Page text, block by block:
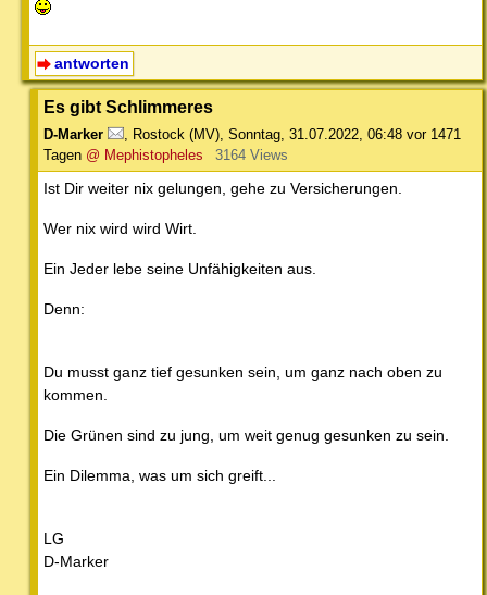
antworten
Es gibt Schlimmeres
D-Marker Rostock (MV) Sonntag, 31.07.2022, 06:48 vor 1471
Tagen @ Mephistopheles 3164 Views
Ist Dir weiter nix gelungen, gehe zu Versicherungen.
Wer nix wird wird Wirt.
Ein Jeder lebe seine Unfähigkeiten aus.
Denn:
Du musst ganz tief gesunken sein, um ganz nach oben zu
kommen.
Die Grünen sind zu jung, um weit genug gesunken zu sein.
Ein Dilemma, was um sich greift...
LG
D-Marker